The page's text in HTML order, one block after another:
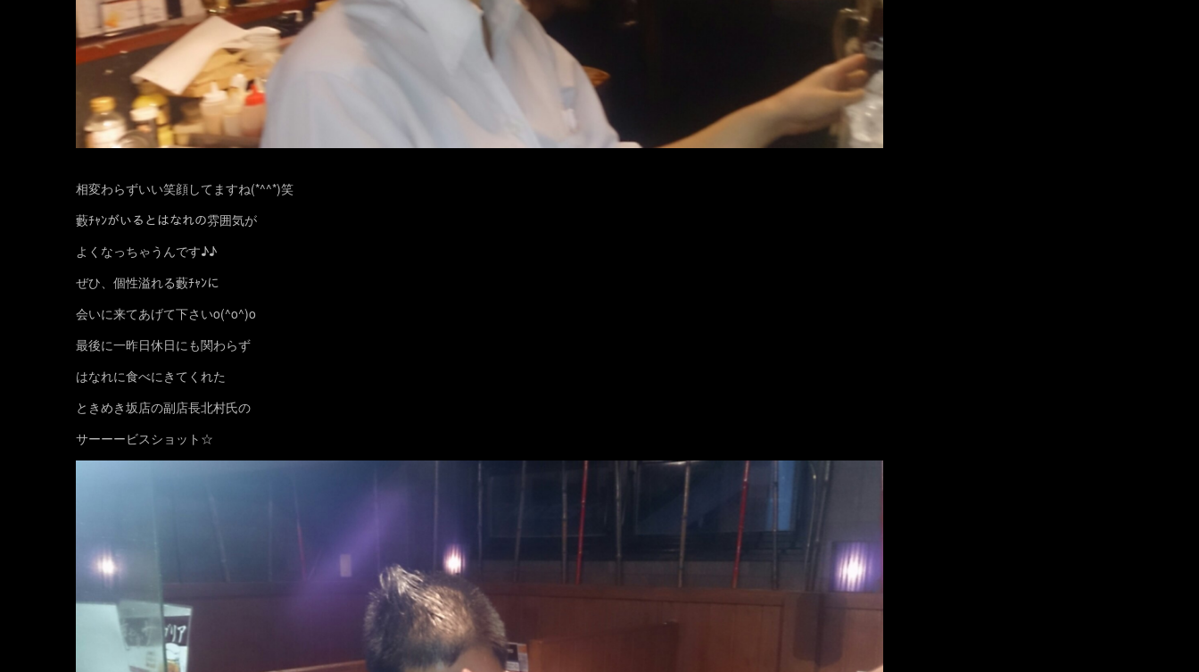
相変わらずいい笑顔してますね(*^^*)笑
藪ﾁｬﾝがいるとはなれの雰囲気が
よくなっちゃうんです♪♪
ぜひ、個性溢れる藪ﾁｬﾝに
会いに来てあげて下さいo(^o^)o
最後に一昨日休日にも関わらず
はなれに食べにきてくれた
ときめき坂店の副店長北村氏の
サーーービスショット☆